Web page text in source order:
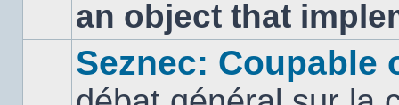
an object that
Seznec: Coupable